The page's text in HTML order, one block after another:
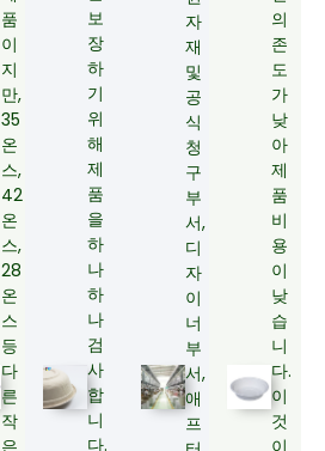
품
이
지
만,
35
온
스,
42
온
스,
28
온
스
등
다
른
작
은
보
장
하
기
위
해
제
품
을
하
나
하
나
검
사
합
니
다.
자
재
및
공
식
청
구
부
서,
디
자
이
너
부
서,
애
프
의
존
도
가
낮
아
제
품
비
용
이
낮
습
니
다.
이
것
이